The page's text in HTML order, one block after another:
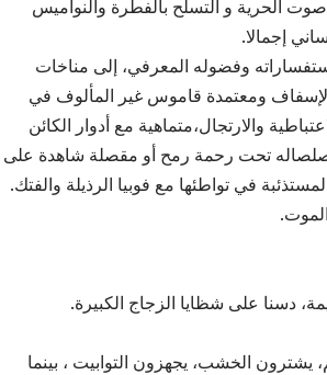
الحرية و التسلّح بالفطرة والنواميس
إجمالا.
وفضوله المعرفي، إلى مناخات
ومعتمدة قاموس غير المألوف في
والارتجال،متماهية مع أدوار الكائن
صلصاله تحت رحمة رمح أو مقصلة شاهدة على
في تواطئها مع فوبيا الرذيلة والفتك.
دسنا على شظايا الزجاج الكبيرة.
الخشب، يجهزون التوابيت ، بينما